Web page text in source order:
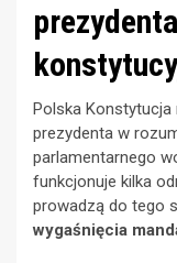
Polska Konstytucja
prezydenta w
parlamentarnego
funkcjonuje kilka
prowadzą do tego
wygaśnięcia